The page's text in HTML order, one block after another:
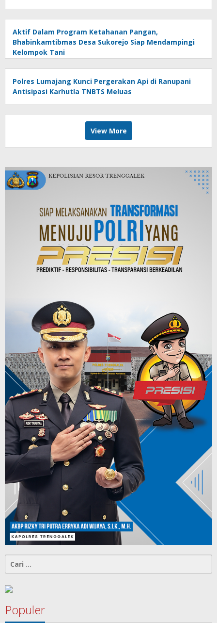
Aktif Dalam Program Ketahanan Pangan,
Bhabinkamtibmas Desa Sukorejo Siap Mendampingi
Kelompok Tani
Polres Lumajang Kunci Pergerakan Api di Ranupani
Antisipasi Karhutla TNBTS Meluas
View More
untuk:
Populer